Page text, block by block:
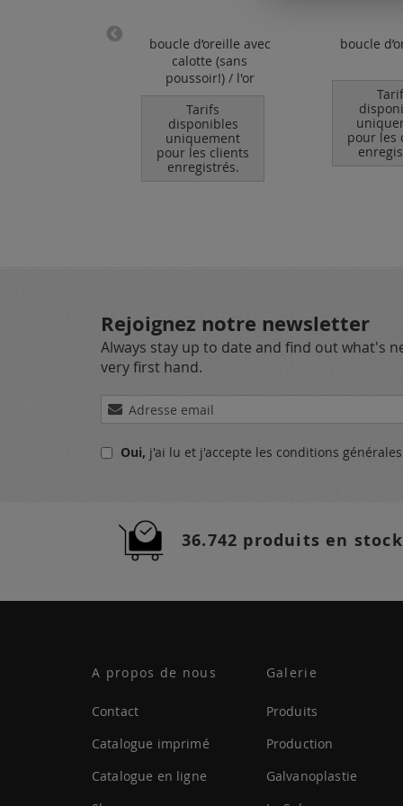
boucle d’oreille avec
calotte (sans
poussoir!) / l'or
Tarifs
disponibles
uniquement
pour les clients
enregistrés.
boucle
pour les
Rejoignez notre newsletter
Always stay up to date and find out what's
very first hand.
Inscription
à
lettreOui, j'ai lu et j'accepte les conditions générales
36.742 produits en stock
A propos de nous
Contact
Catalogue imprimé
Catalogue en ligne
Galerie
Produits
Production
Galvanoplastie